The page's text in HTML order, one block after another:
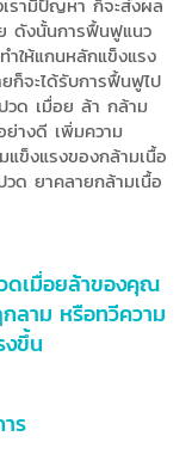
ดังนั้นการฟื้นฟูแนว
ให้แกนหลักแข็งแรง
ก็จะได้รับการฟื้นฟูไป
วด เมื่อย ล้า กล้าม
ย่างดี เพิ่มความ
ข็งแรงของกล้ามเนื้อ
วด ยาคลายกล้ามเนื้อ
ดเมื่อยล้าของคุณ
ลาม หรือทวีความ
งขึ้น
ร